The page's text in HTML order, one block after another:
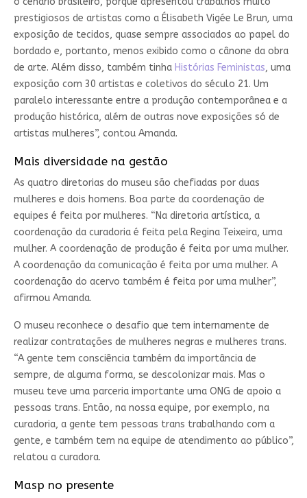
prestigiosos de artistas como a Élisabeth Vigée Le Brun, uma
exposição de tecidos, quase sempre associados ao papel do
bordado e, portanto, menos exibido como o cânone da obra
de arte. Além disso, também tinha Histórias Feministas, uma
exposição com 30 artistas e coletivos do século 21. Um
paralelo interessante entre a produção contemporânea e a
produção histórica, além de outras nove exposições só de
artistas mulheres”, contou Amanda.
Mais diversidade na gestão
As quatro diretorias do museu são chefiadas por duas
mulheres e dois homens. Boa parte da coordenação de
equipes é feita por mulheres. “Na diretoria artística, a
coordenação da curadoria é feita pela Regina Teixeira, uma
mulher. A coordenação de produção é feita por uma mulher.
A coordenação da comunicação é feita por uma mulher. A
coordenação do acervo também é feita por uma mulher”,
afirmou Amanda.
O museu reconhece o desafio que tem internamente de
realizar contratações de mulheres negras e mulheres trans.
“A gente tem consciência também da importância de
sempre, de alguma forma, se descolonizar mais. Mas o
museu teve uma parceria importante uma ONG de apoio a
pessoas trans. Então, na nossa equipe, por exemplo, na
curadoria, a gente tem pessoas trans trabalhando com a
gente, e também tem na equipe de atendimento ao público”,
relatou a curadora.
Masp no presente